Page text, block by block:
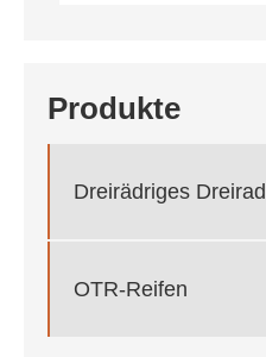
Produkte
Dreirädriges Dreirad
OTR-Reifen